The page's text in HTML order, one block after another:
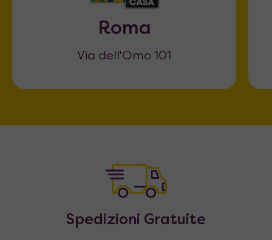
Roma
Via dell'Omo 101
Spedizioni Gratuite